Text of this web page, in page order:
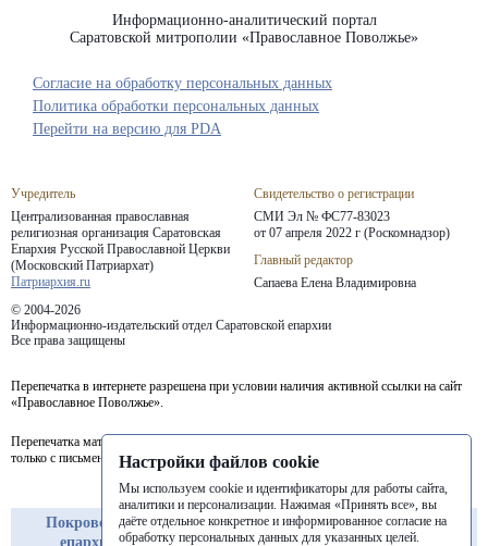
Информационно-аналитический портал
Саратовской митрополии «Православное Поволжье»
Учредитель
Централизованная православная
религиозная организация Саратовская
Епархия Русской Православной Церкви
(Московский Патриархат)
Патриархия.ru
Свидетельство о регистрации
СМИ Эл № ФС77-83023
от 07 апреля 2022 г (Роскомнадзор)
Главный редактор
Сапаева Елена Владимировна
© 2004-2026
Информационно-издательский отдел Саратовской епархии
Все права защищены
Согласие на обработку персональных данных
Политика обработки персональных данных
Перепечатка в интернете разрешена при условии наличия активной ссылки на сайт
«Православное Поволжье».
Перепечатка материалов портала в печатных изданиях (книгах, прессе) возможна
только с письменного разрешения редакции.
Покровская
епархия
Балашовская
епархия
Балаковская
епархия
Перейти на версию для PDA
Настройки файлов cookie
Мы используем cookie и идентификаторы для работы сайта,
аналитики и персонализации. Нажимая «Принять все», вы
даёте отдельное конкретное и информированное согласие на
обработку персональных данных для указанных целей.